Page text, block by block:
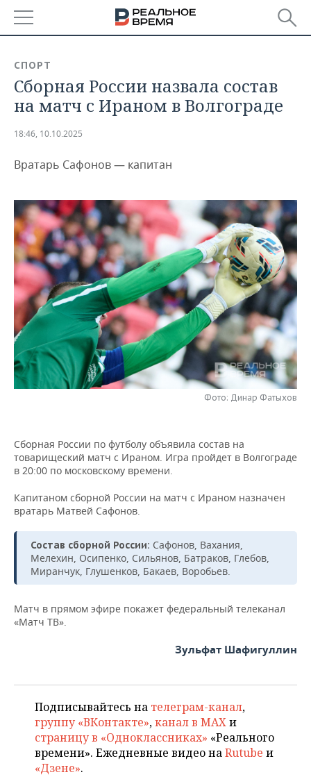
БАШКОРТОСТАН
ТАТАРСТАН
НОВОСТИ
АНАЛИТИКА
КОРОЛИ ГОСЗАКАЗА ПФО
ВУЗЫ ТАТАРСТАНА
КОМУ ПРИНАДЛЕЖАТ
ТОРГОВЫЕ ЦЕНТРЫ
ТАТАРСТАНА
ФИНАНСЫ
БАНКИ
БЮДЖЕТ
ИНВЕСТИЦИИ
НОВОСТИ
ПРОМЫШЛЕННОСТИ
АГРОПРОМ
МАШИНОСТРОЕНИЕ
НЕФТЕХИМИЯ
НЕФТЬ
ОПК
НЕДВИЖИМОСТЬ
НОВОСТИ НЕДВИЖИМОСТИ
АВТО
НОВОСТИ АВТО
БИЗНЕС
НОВОСТИ БИЗНЕСА
РОЗНИЧНАЯ ТОРГОВЛЯ
ТРАНСПОРТ
ТЕХНОЛОГИИ
НОВОСТИ ТЕХНОЛОГИЙ
IT
МЕРОПРИЯТИЯ
НОВОСТИ МЕРОПРИЯТИЙ
ONLINE-КОНФЕРЕНЦИИ
ОТКРЫТАЯ ЛЕКЦИЯ
СПОРТ
ХОККЕЙ
БАСКЕТБОЛ
ВОЛЕЙБОЛ
КИБЕРСПОРТ
ВОДНЫЕ ВИДЫ СПОРТА
ВЛАСТЬ
ИНФРАСТРУКТУРА
ИСТОРИЯ
КУЛЬТУРА
ОБРАЗОВАНИЕ
СЮЖЕТЫ
СПРАВОЧНИК
СПИСОК ПЕРСОН
СПИСОК КОМПАНИЙ
ПОЛНАЯ ВЕРСИЯ
СПОРТ
Сборная России назвала состав
на матч с Ираном в Волгограде
18:46, 10.10.2025
Вратарь Сафонов — капитан
Фото: Динар Фатыхов
Сборная России по футболу объявила состав на
товарищеский матч с Ираном. Игра пройдет в Волгограде
в 20:00 по московскому времени.
Капитаном сборной России на матч с Ираном назначен
вратарь Матвей Сафонов.
Состав сборной России: Сафонов, Вахания,
Мелехин, Осипенко, Сильянов, Батраков, Глебов,
Миранчук, Глушенков, Бакаев, Воробьев.
Матч в прямом эфире покажет федеральный телеканал
«Матч ТВ».
Зульфат Шафигуллин
Подписывайтесь на телеграм-канал,
группу «ВКонтакте»,канал в MAXи
страницу в «Одноклассниках» «Реального
времени». Ежедневные видео наRutube и
«Дзене».